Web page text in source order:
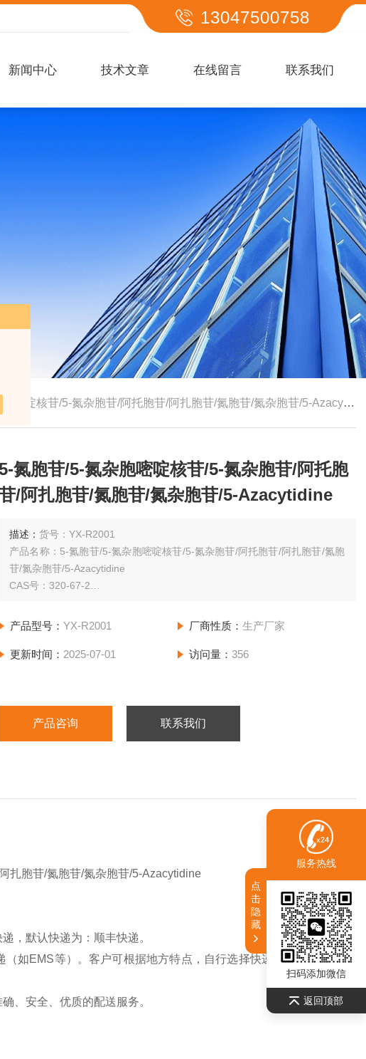
13047500758
新闻中心 技术文章 在线留言 联系我们
嘧啶核苷/5-氮杂胞苷/阿托胞苷/阿扎胞苷/氮胞苷/氮杂胞苷/5-Azacytidine
氮胞苷/5-氮杂胞嘧啶核苷/5-氮杂胞苷/阿托胞
/阿扎胞苷/氮胞苷/氮杂胞苷/5-Azacytidine
描述：货号：YX-R2001
产品名称：5-氮胞苷/5-氮杂胞嘧啶核苷/5-氮杂胞苷/阿托胞苷/阿扎胞苷/氮胞
苷/氮杂胞苷/5-Azacytidine
CAS号：320-67-2
产品型号：YX-R2001 厂商性质： 生产厂家
更新时间： 2025-07-01 访问量： 356
产品咨询 联系我们
扎胞苷/氮胞苷/氮杂胞苷/5-Azacytidine
，默认快递为：顺丰快递。
如EMS等）。客户可根据地方特点，自行选择快递公司，请联系
、安全、优质的配送服务。
服务热线
扫码添加微信
返回顶部
点
击
隐
藏